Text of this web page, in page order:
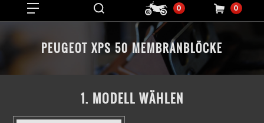
0 0
PEUGEOT XPS 50 MEMBRANBLÖCKE
1. MODELL WÄHLEN